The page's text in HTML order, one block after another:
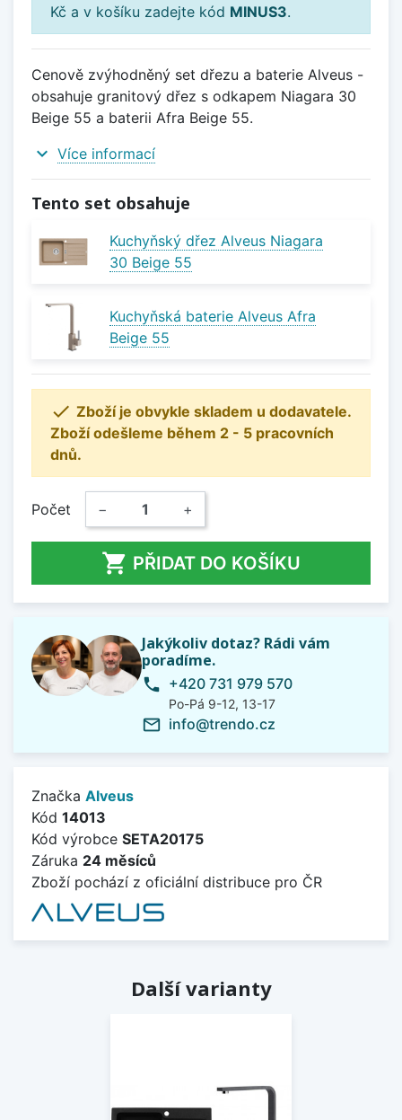
Kč a v košíku zadejte kód MINUS3.
Cenově zvýhodněný set dřezu a baterie Alveus -
obsahuje granitový dřez s odkapem Niagara 30
Beige 55 a baterii Afra Beige 55.
expand_more Více informací
Tento set obsahuje
Kuchyňský dřez Alveus Niagara
30 Beige 55
Kuchyňská baterie Alveus Afra
Beige 55
 Zboží je obvykle skladem u dodavatele.
Zboží odešleme během 2 - 5 pracovních
dnů.
Počet − +
 PŘIDAT DO KOŠÍKU
Jakýkoliv dotaz? Rádi vám
poradíme.
phone +420 731 979 570
Po-Pá 9-12, 13-17
mail_outline info@trendo.cz
Značka Alveus
Kód 14013
Kód výrobce SETA20175
Záruka 24 měsíců
Zboží pochází z oficiální distribuce pro ČR
Další varianty